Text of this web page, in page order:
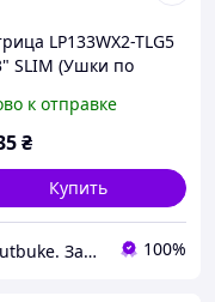
LP133WX2-TLG5
SLIM (Ушки по
спереди). Apple Mac
PRO A1278
к отправке
₴
Купить
Vnoutbuke. Запчастини для ноутбуків опт - роздріб ! 100%